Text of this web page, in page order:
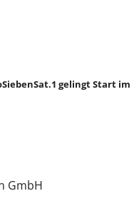
gelingt Start im
GmbH